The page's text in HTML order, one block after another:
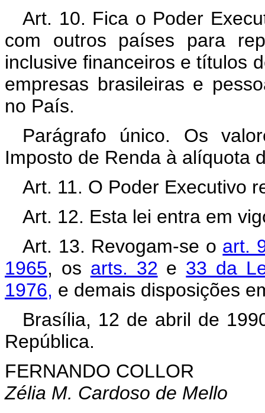
Art. 10. Fica o Poder
com outros países para
inclusive financeiros e títulos
empresas brasileiras e
no País.
Parágrafo único. Os
Imposto de Renda à alíquota
Art. 11. O Poder Executivo
Art. 12. Esta lei entra em
Art. 13. Revogam-se o art.
1965, os arts. 32 e 33 da
1976, e demais disposições
Brasília, 12 de abril de
República.
FERNANDO COLLOR
Zélia M. Cardoso de Mello